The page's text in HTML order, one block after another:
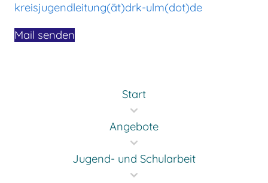
kreisjugendleitung(ät)drk-ulm(dot)de
Mail senden
Start
Angebote
Jugend- und Schularbeit